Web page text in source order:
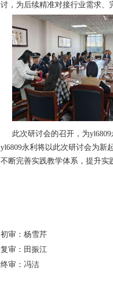
讨，为后续精准对接行业需求、
此次研讨会的召开，为
yl6809永利将以此次研讨会为新
不断完善实践教学体系，提升实
初审：杨雪芹
复审：田振江
终审：冯洁